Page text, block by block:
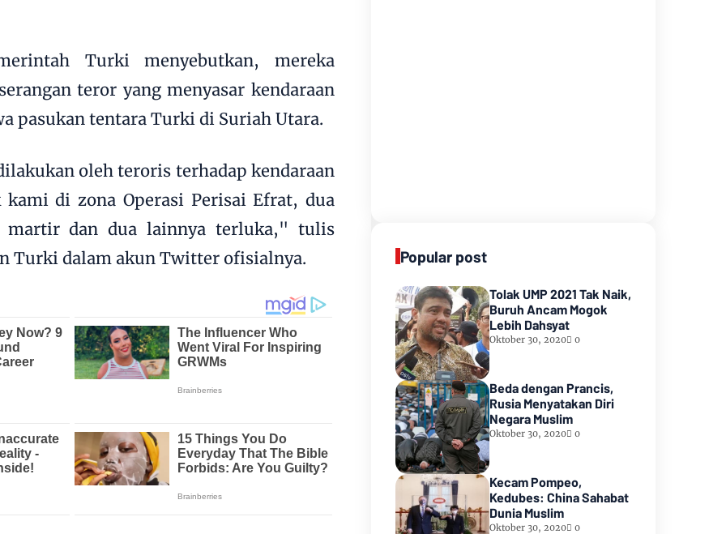
Turki menyebutkan, mereka
teror yang menyasar kendaraan
pasukan tentara Turki di Suriah Utara.
oleh teroris terhadap kendaraan
di zona Operasi Perisai Efrat, dua
martir dan dua lainnya terluka," tulis
Turki dalam akun Twitter ofisialnya.
Popular post
Tolak UMP 2021 Tak Naik,
Buruh Ancam Mogok
Lebih Dahsyat
Oktober 30, 2020 0
Beda dengan Prancis,
Rusia Menyatakan Diri
Negara Muslim
Oktober 30, 2020 0
Kecam Pompeo,
Kedubes: China Sahabat
Dunia Muslim
Oktober 30, 2020 0